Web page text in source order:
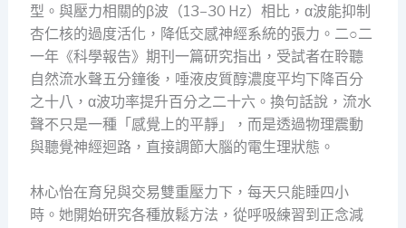
型。與壓力相關的β波（13–30 Hz）相比，α波能抑制
杏仁核的過度活化，降低交感神經系統的張力。二○二
一年《科學報告》期刊一篇研究指出，受試者在聆聽
自然流水聲五分鐘後，唾液皮質醇濃度平均下降百分
之十八，α波功率提升百分之二十六。換句話說，流水
聲不只是一種「感覺上的平靜」，而是透過物理震動
與聽覺神經迴路，直接調節大腦的電生理狀態。
林心怡在育兒與交易雙重壓力下，每天只能睡四小
時。她開始研究各種放鬆方法，從呼吸練習到正念減